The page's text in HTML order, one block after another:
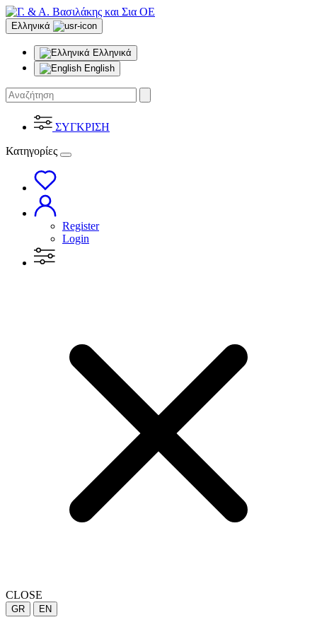
Ελληνικά
Ελληνικά
English
ΣΥΓΚΡΙΣΗ
Κατηγορίες
Register
Login
CLOSE
GR EN